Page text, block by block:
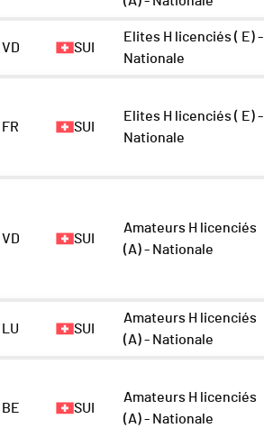
VD SUI
Elites H licenciés ( E) -
Nationale
FR SUI
Elites H licenciés ( E) -
Nationale
VD SUI
Amateurs H licenciés
(A) - Nationale
LU SUI
Amateurs H licenciés
(A) - Nationale
BE SUI
Amateurs H licenciés
(A) - Nationale